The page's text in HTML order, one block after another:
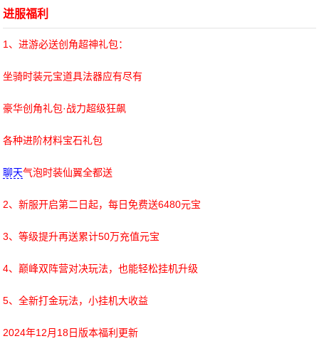
进服福利
1、进游必送创角超神礼包：
坐骑时装元宝道具法器应有尽有
豪华创角礼包·战力超级狂飙
各种进阶材料宝石礼包
聊天气泡时装仙翼全都送
2、新服开启第二日起，每日免费送6480元宝
3、等级提升再送累计50万充值元宝
4、巅峰双阵营对决玩法，也能轻松挂机升级
5、全新打金玩法，小挂机大收益
2024年12月18日版本福利更新